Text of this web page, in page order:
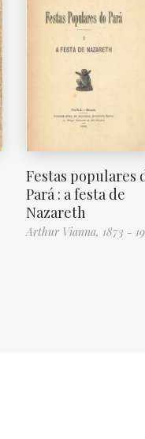
Festas populares
Pará : a festa de
Nazareth
Arthur Vianna, 1873 -